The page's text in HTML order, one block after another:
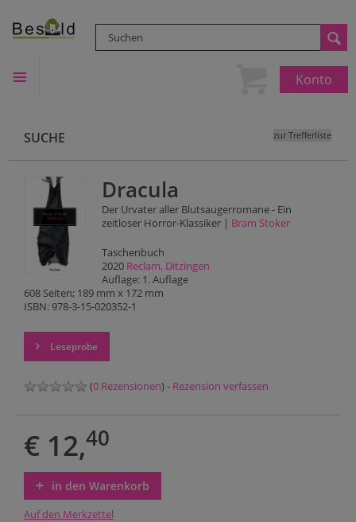
Konto
SUCHE zur Trefferliste
Dracula
Der Urvater aller Blutsaugerromane - Ein
zeitloser Horror-Klassiker | Bram Stoker
Taschenbuch
2020 Reclam, Ditzingen
Auflage: 1. Auflage
608 Seiten; 189 mm x 172 mm
ISBN: 978-3-15-020352-1
Leseprobe
(0 Rezensionen) - Rezension verfassen
€ 12,40
in den Warenkorb
Auf den Merkzettel